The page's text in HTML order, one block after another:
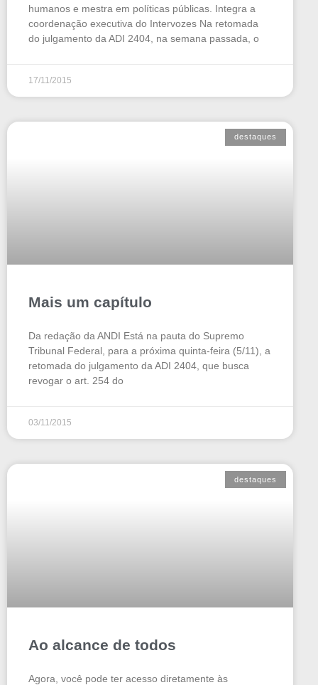
humanos e mestra em políticas públicas. Integra a
coordenação executiva do Intervozes Na retomada
do julgamento da ADI 2404, na semana passada, o
17/11/2015
destaques
Mais um capítulo
Da redação da ANDI Está na pauta do Supremo
Tribunal Federal, para a próxima quinta-feira (5/11), a
retomada do julgamento da ADI 2404, que busca
revogar o art. 254 do
03/11/2015
destaques
Ao alcance de todos
Agora, você pode ter acesso diretamente às